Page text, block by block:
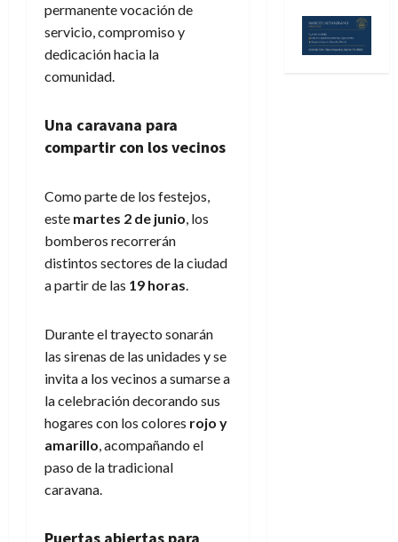
permanente vocación de
servicio, compromiso y
dedicación hacia la
comunidad.
Una caravana para
compartir con los vecinos
Como parte de los festejos,
este martes 2 de junio, los
bomberos recorrerán
distintos sectores de la ciudad
a partir de las 19 horas.
Durante el trayecto sonarán
las sirenas de las unidades y se
invita a los vecinos a sumarse a
la celebración decorando sus
hogares con los colores rojo y
amarillo, acompañando el
paso de la tradicional
caravana.